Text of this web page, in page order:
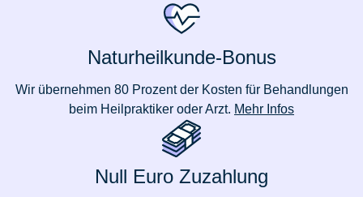
Naturheilkunde-Bonus
Wir übernehmen 80 Prozent der Kosten für Behandlungen
beim Heilpraktiker oder Arzt. Mehr Infos
Null Euro Zuzahlung